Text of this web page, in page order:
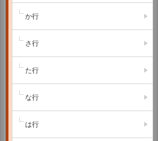
か行
さ行
た行
な行
は行